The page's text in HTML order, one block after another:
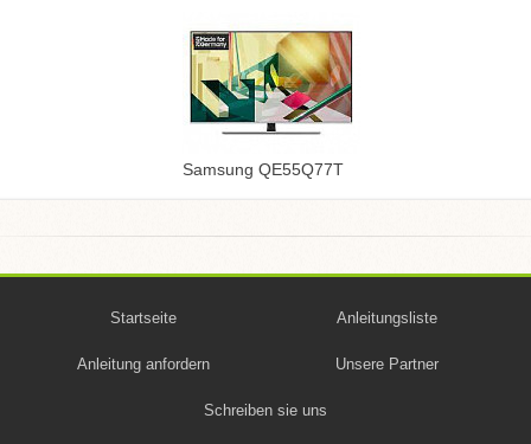
Samsung QE55Q77T
Startseite Anleitungsliste
Anleitung anfordern Unsere Partner
Schreiben sie uns